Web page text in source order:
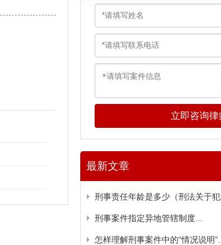
最新文章
刑事案件指定异地管辖制度...
怎样理解刑事案件中的“情况说明”...